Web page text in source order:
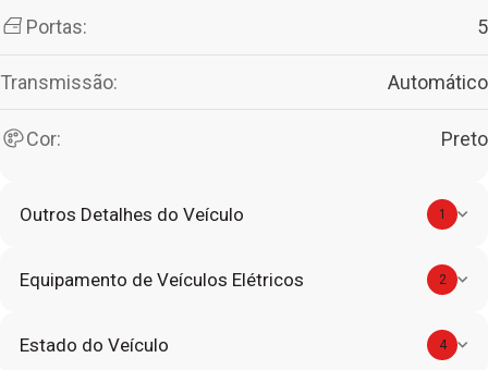
Portas: 5
Transmissão: Automático
Cor: Preto
Outros Detalhes do Veículo 1
Equipamento de Veículos Elétricos 2
Estado do Veículo 4